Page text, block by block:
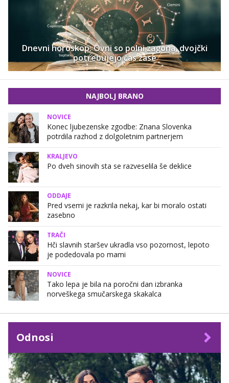
Dnevni horoskop: Ovni so polni zagona, dvojčki
potrebujejo čas zase
NAJBOLJ BRANO
NOVICE
Konec ljubezenske zgodbe: Znana Slovenka
potrdila razhod z dolgoletnim partnerjem
KRALJEVO
Po dveh sinovih sta se razveselila še deklice
ODDAJE
Pred vsemi je razkrila nekaj, kar bi moralo ostati
zasebno
TRAČI
Hči slavnih staršev ukradla vso pozornost, lepoto
je podedovala po mami
NOVICE
Tako lepa je bila na poročni dan izbranka
norveškega smučarskega skakalca
Odnosi